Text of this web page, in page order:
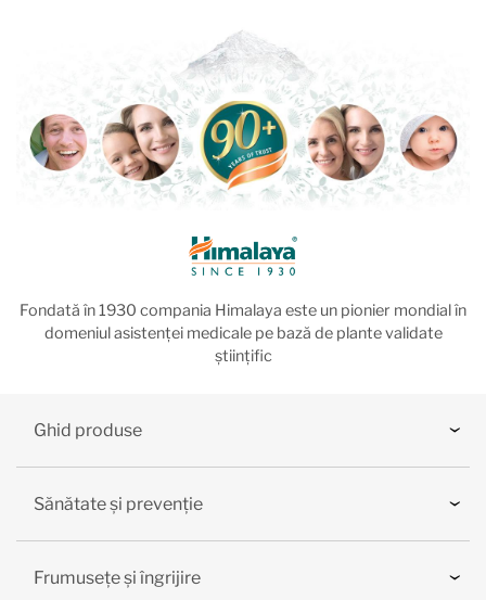
Fondată în 1930 compania Himalaya este un pionier mondial în
domeniul asistenței medicale pe bază de plante validate
științific
Ghid produse
Sănătate și prevenție
Frumusețe și îngrijire